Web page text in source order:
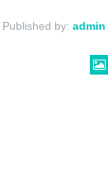
Published by: admin